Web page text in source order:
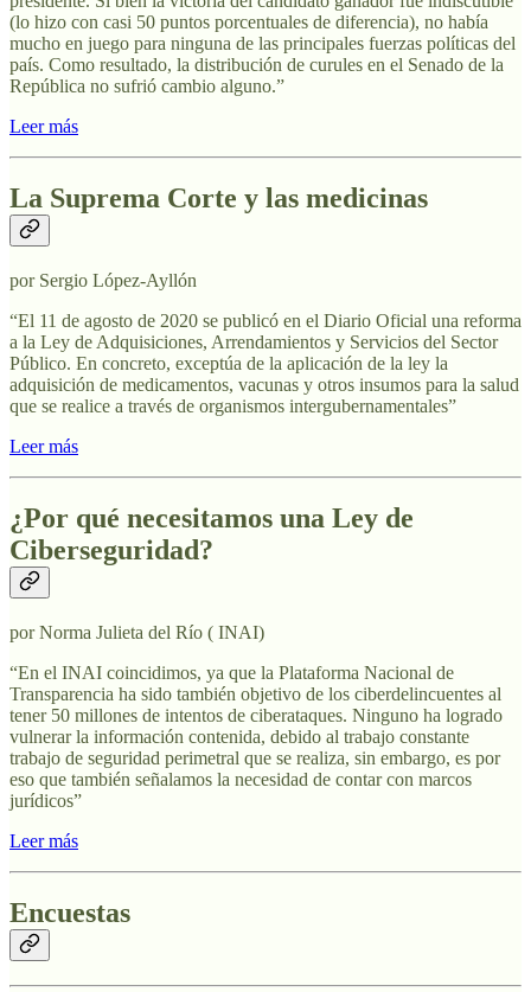
(lo hizo con casi 50 puntos porcentuales de diferencia), no había
mucho en juego para ninguna de las principales fuerzas políticas del
país. Como resultado, la distribución de curules en el Senado de la
República no sufrió cambio alguno.”
Leer más
La Suprema Corte y las medicinas
por Sergio López-Ayllón
“El 11 de agosto de 2020 se publicó en el Diario Oficial una reforma
a la Ley de Adquisiciones, Arrendamientos y Servicios del Sector
Público. En concreto, exceptúa de la aplicación de la ley la
adquisición de medicamentos, vacunas y otros insumos para la salud
que se realice a través de organismos intergubernamentales”
Leer más
¿Por qué necesitamos una Ley de
Ciberseguridad?
por Norma Julieta del Río ( INAI)
“En el INAI coincidimos, ya que la Plataforma Nacional de
Transparencia ha sido también objetivo de los ciberdelincuentes al
tener 50 millones de intentos de ciberataques. Ninguno ha logrado
vulnerar la información contenida, debido al trabajo constante
trabajo de seguridad perimetral que se realiza, sin embargo, es por
eso que también señalamos la necesidad de contar con marcos
jurídicos”
Leer más
Encuestas